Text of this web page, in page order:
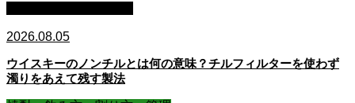
2026.08.05
ウイスキーのノンチルとは何の意味？チルフィルターを使わず
濁りをあえて残す製法